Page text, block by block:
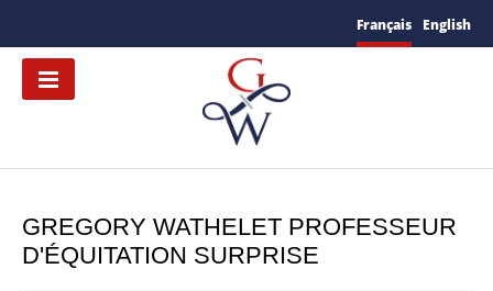
Français English
GREGORY WATHELET PROFESSEUR
D'ÉQUITATION SURPRISE